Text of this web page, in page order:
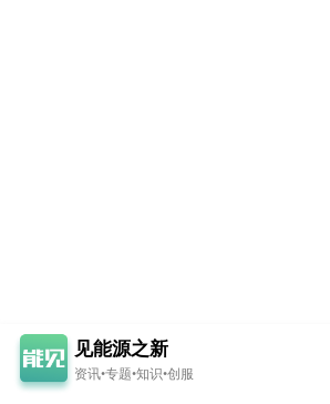
见能源之新
资讯•专题•知识•创服